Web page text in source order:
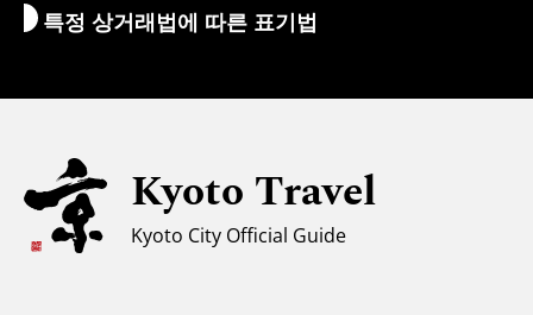
환전/세금
유니버설 관광
무슬림을 위한 정보
날씨와 옷차림
특정 상거래법에 따른 표기법
Kyoto Travel
Kyoto City Official Guide